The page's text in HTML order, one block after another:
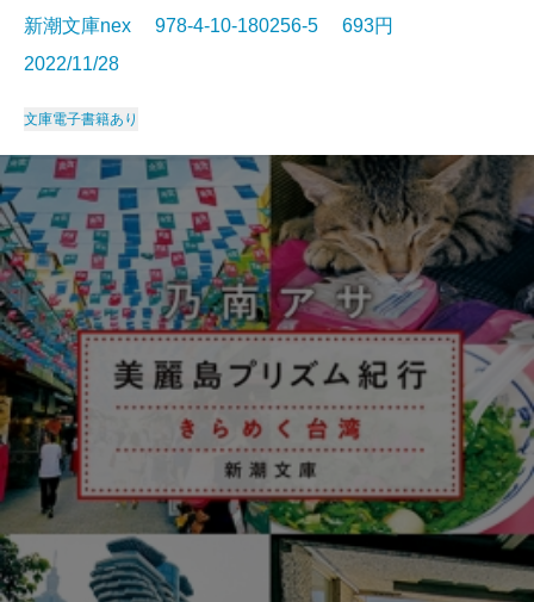
新潮文庫nex 978-4-10-180256-5 693円
2022/11/28
文庫電子書籍あり